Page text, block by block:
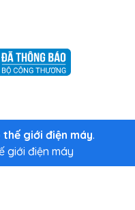
thế giới điện máy.
giới điện máy